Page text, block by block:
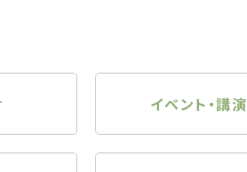
イベント・講演